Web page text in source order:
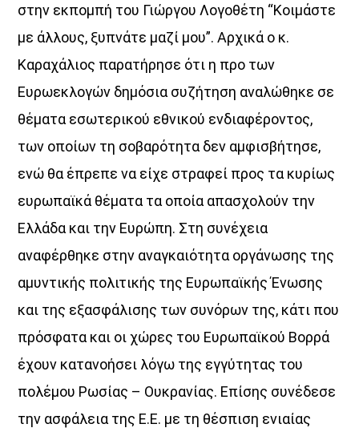
Όταν τα μικρόφωνα ξεκουράζονται…
η μουσική παίρνει τον λόγο.
Ο Aegean Voice 107.5 συνεχίζει να σας κρατά συντροφιά
και μουσικές επιλογές για κάθε στιγμή της ημέρας.
Χαλαρώστε, ταξιδέψτε, ανεβάστε ένταση
και μείνετε συντονισμένοι στη συχνότητα
που έχει πάντα κάτι όμορφο να ακουστεί.
Aegean Voice 107.5 τον ραδιοφωνικό σταθμό της
Ένωσης Αγροτικών Συναιτερισμών Νάξου
στην εκπομπή του Γιώργου Λογοθέτη “Κοιμάστε
με άλλους, ξυπνάτε μαζί μου”. Αρχικά ο κ.
Καραχάλιος παρατήρησε ότι η προ των
Ευρωεκλογών δημόσια συζήτηση αναλώθηκε σε
θέματα εσωτερικού εθνικού ενδιαφέροντος,
των οποίων τη σοβαρότητα δεν αμφισβήτησε,
ενώ θα έπρεπε να είχε στραφεί προς τα κυρίως
ευρωπαϊκά θέματα τα οποία απασχολούν την
Ελλάδα και την Ευρώπη. Στη συνέχεια
αναφέρθηκε στην αναγκαιότητα οργάνωσης της
αμυντικής πολιτικής της Ευρωπαϊκής Ένωσης
και της εξασφάλισης των συνόρων της, κάτι που
πρόσφατα και οι χώρες του Ευρωπαϊκού Βορρά
έχουν κατανοήσει λόγω της εγγύτητας του
πολέμου Ρωσίας – Ουκρανίας. Επίσης συνέδεσε
την ασφάλεια της Ε.Ε. με τη θέσπιση ενιαίας